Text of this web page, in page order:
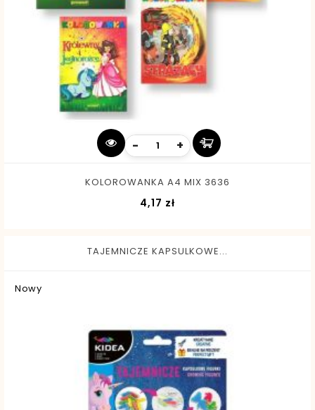
- +
KOLOROWANKA A4 MIX 3636
4,17 złCena
TAJEMNICZE KAPSULKOWE...
Nowy